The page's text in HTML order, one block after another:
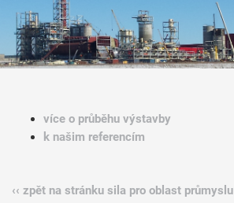
více o průběhu výstavby
k našim referencím
‹‹ zpět na stránku sila pro oblast průmyslu